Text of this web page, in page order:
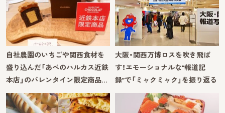
自社農園のいちごや関西食材を
盛り込んだ「あべのハルカス近鉄
本店」のバレンタイン限定商品…
大阪・関西万博ロスを吹き飛ば
す！エモーショナルな“報道記
録”で「ミャクミャク」を振り返る